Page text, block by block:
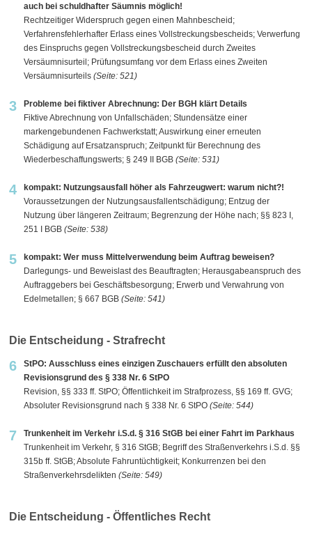
auch bei schuldhafter Säumnis möglich!
Rechtzeitiger Widerspruch gegen einen Mahnbescheid;
Verfahrensfehlerhafter Erlass eines Vollstreckungsbescheids; Verwerfung
des Einspruchs gegen Vollstreckungsbescheid durch Zweites
Versäumnisurteil; Prüfungsumfang vor dem Erlass eines Zweiten
Versäumnisurteils(Seite: 521)
3
Probleme bei fiktiver Abrechnung: Der BGH klärt Details
Fiktive Abrechnung von Unfallschäden; Stundensätze einer
markengebundenen Fachwerkstatt; Auswirkung einer erneuten
Schädigung auf Ersatzanspruch; Zeitpunkt für Berechnung des
Wiederbeschaffungswerts; § 249 II BGB(Seite: 531)
4
kompakt: Nutzungsausfall höher als Fahrzeugwert: warum nicht?!
Voraussetzungen der Nutzungsausfallentschädigung; Entzug der
Nutzung über längeren Zeitraum; Begrenzung der Höhe nach; §§ 823 I,
251 I BGB(Seite: 538)
5
kompakt: Wer muss Mittelverwendung beim Auftrag beweisen?
Darlegungs- und Beweislast des Beauftragten; Herausgabeanspruch des
Auftraggebers bei Geschäftsbesorgung; Erwerb und Verwahrung von
Edelmetallen; § 667 BGB(Seite: 541)
Die Entscheidung - Strafrecht
6
StPO: Ausschluss eines einzigen Zuschauers erfüllt den absoluten
Revisionsgrund des § 338 Nr. 6 StPO
Revision, §§ 333 ff. StPO; Öffentlichkeit im Strafprozess, §§ 169 ff. GVG;
Absoluter Revisionsgrund nach § 338 Nr. 6 StPO(Seite: 544)
7
Trunkenheit im Verkehr i.S.d. § 316 StGB bei einer Fahrt im Parkhaus
Trunkenheit im Verkehr, § 316 StGB; Begriff des Straßenverkehrs i.S.d. §§
315b ff. StGB; Absolute Fahruntüchtigkeit; Konkurrenzen bei den
Straßenverkehrsdelikten(Seite: 549)
Die Entscheidung - Öffentliches Recht